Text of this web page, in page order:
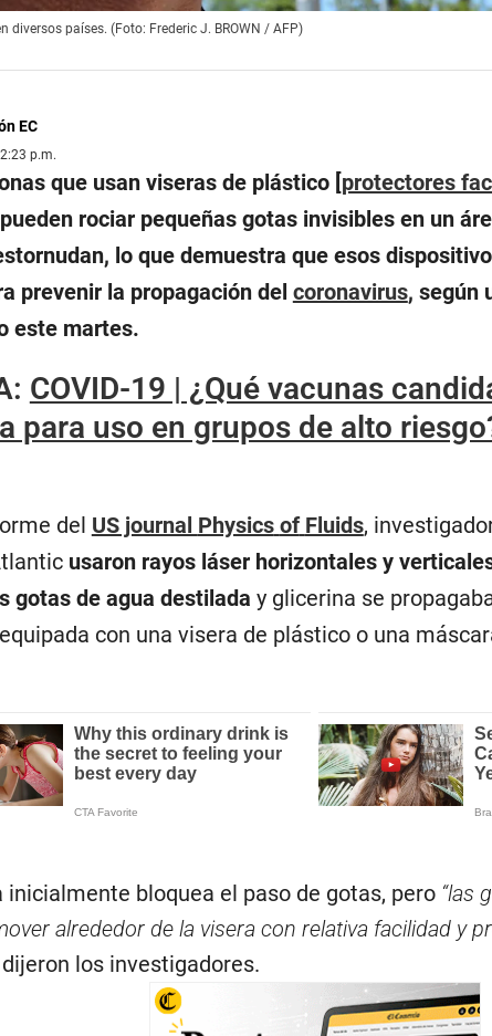
diversos países. (Foto: Frederic J. BROWN / AFP)
EC
p.m.
que usan viseras de plástico [protectores
rociar pequeñas gotas invisibles en un
lo que demuestra que esos
prevenir la propagación del coronavirus, según
este martes.
COVID-19 | ¿Qué vacunas
para uso en grupos de alto
del US journal Physics of Fluids,
usaron rayos láser horizontales y
gotas de agua destilada y glicerina se
con una visera de plástico o una
inicialmente bloquea el paso de gotas, pero “las
alrededor de la visera con relativa facilidad y
dijeron los investigadores.